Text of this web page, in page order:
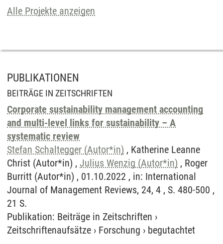
Alle Projekte anzeigen
PUBLIKATIONEN
BEITRÄGE IN ZEITSCHRIFTEN
Corporate sustainability management accounting
and multi-level links for sustainability – A
systematic review
Stefan Schaltegger (Autor*in) , Katherine Leanne
Christ (Autor*in) , Julius Wenzig (Autor*in) , Roger
Burritt (Autor*in) , 01.10.2022 , in: International
Journal of Management Reviews, 24, 4 , S. 480-500 ,
21 S.
Publikation: Beiträge in Zeitschriften ›
Zeitschriftenaufsätze › Forschung › begutachtet